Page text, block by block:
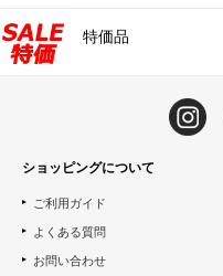
特価品
ショッピングについて
ご利用ガイド
よくある質問
お問い合わせ